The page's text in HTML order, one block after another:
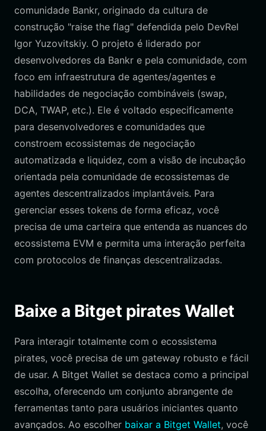
comunidade Bankr, originado da cultura de
construção "raise the flag" defendida pelo DevRel
Igor Yuzovitskiy. O projeto é liderado por
desenvolvedores da Bankr e pela comunidade, com
foco em infraestrutura de agentes/agentes e
habilidades de negociação combináveis (swap,
DCA, TWAP, etc.). Ele é voltado especificamente
para desenvolvedores e comunidades que
constroem ecossistemas de negociação
automatizada e liquidez, com a visão de incubação
orientada pela comunidade de ecossistemas de
agentes descentralizados implantáveis. Para
gerenciar esses tokens de forma eficaz, você
precisa de uma carteira que entenda as nuances do
ecossistema EVM e permita uma interação perfeita
com protocolos de finanças descentralizadas.
Baixe a Bitget pirates Wallet
Para interagir totalmente com o ecossistema
pirates, você precisa de um gateway robusto e fácil
de usar. A Bitget Wallet se destaca como a principal
escolha, oferecendo um conjunto abrangente de
ferramentas tanto para usuários iniciantes quanto
avançados. Ao escolher baixar a Bitget Wallet, você